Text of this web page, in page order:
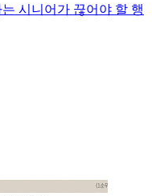
시니어가 끊어야 할 행